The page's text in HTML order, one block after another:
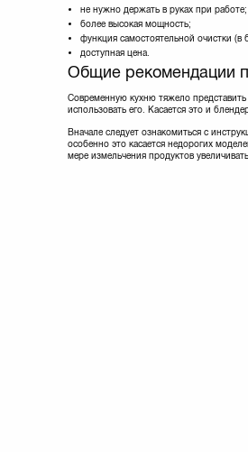
не нужно держать в руках при работе;
более высокая мощность;
функция самостоятельной очистки (в
доступная цена.
Общие рекомендации
Современную кухню тяжело
использовать его. Касается это и
Вначале следует ознакомиться с
особенно это касается недорогих
мере измельчения продуктов